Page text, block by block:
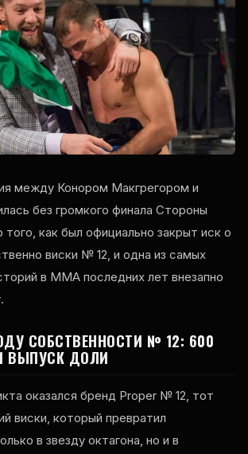
между Конором Макгрегором и
без громкого финала Стороны
того, как был официально закрыт иск о
виски № 12, и одна из самых
в ММА последних лет внезапно
СОБСТВЕННОСТИ № 12: 600
ВЫПУСК ДОЛИ
оказался бренд Proper № 12, тот
виски, который превратил
в звезду октагона, но и в